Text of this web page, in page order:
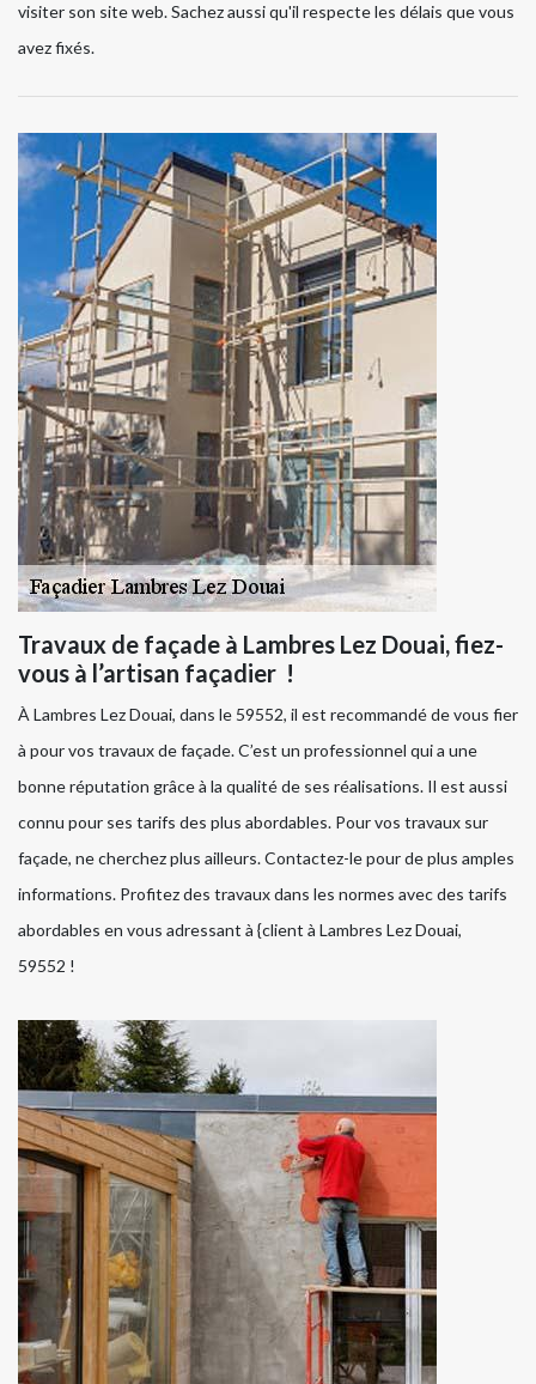
visiter son site web. Sachez aussi qu'il respecte les délais que vous
avez fixés.
Travaux de façade à Lambres Lez Douai, fiez-
vous à l’artisan façadier !
À Lambres Lez Douai, dans le 59552, il est recommandé de vous fier
à pour vos travaux de façade. C’est un professionnel qui a une
bonne réputation grâce à la qualité de ses réalisations. Il est aussi
connu pour ses tarifs des plus abordables. Pour vos travaux sur
façade, ne cherchez plus ailleurs. Contactez-le pour de plus amples
informations. Profitez des travaux dans les normes avec des tarifs
abordables en vous adressant à {client à Lambres Lez Douai,
59552 !